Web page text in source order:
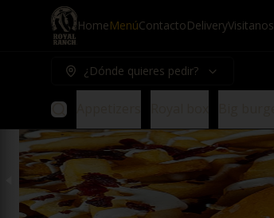
HomeMenúContactoDeliveryVisitanos
¿Dónde quieres pedir?